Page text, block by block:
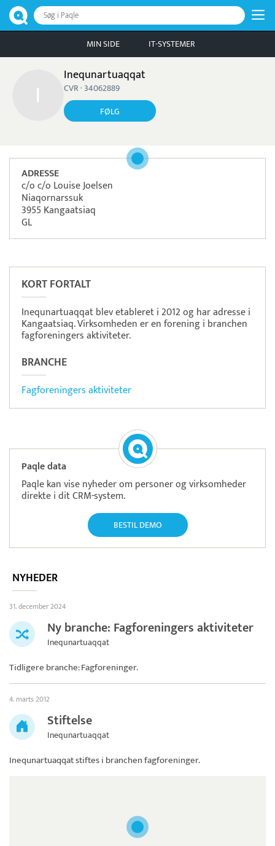
Søg i Paqle
MIN SIDE IT-SYSTEMER
Inequnartuaqqat
CVR · 34062889
FØLG
ADRESSE
c/o c/o Louise Joelsen
Niaqornarssuk
3955 Kangaatsiaq
GL
KORT FORTALT
Inequnartuaqqat blev etableret i 2012 og har adresse i
Kangaatsiaq. Virksomheden er en forening i branchen
fagforeningers aktiviteter.
BRANCHE
Fagforeningers aktiviteter
Paqle data
Paqle kan vise nyheder om personer og virksomheder
direkte i dit CRM-system.
BESTIL DEMO
NYHEDER
31. december 2024
Ny branche: Fagforeningers aktiviteter
Inequnartuaqqat
Tidligere branche: Fagforeninger.
4. marts 2012
Stiftelse
Inequnartuaqqat
Inequnartuaqqatstiftes i branchen fagforeninger.